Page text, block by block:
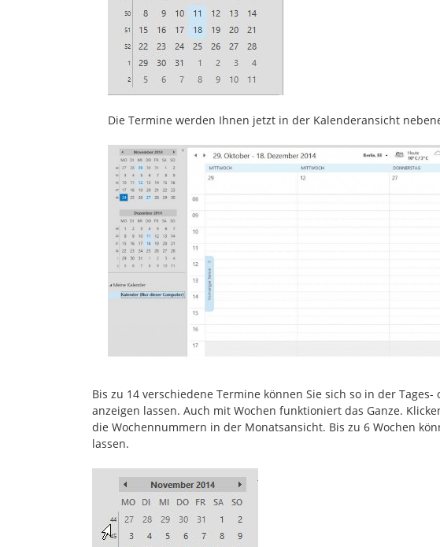
Die Termine werden Ihnen jetzt in der Kalenderansicht
Bis zu 14 verschiedene Termine können Sie sich so in der
anzeigen lassen. Auch mit Wochen funktioniert das Ganze.
die Wochennummern in der Monatsansicht. Bis zu 6 Wochen
lassen.